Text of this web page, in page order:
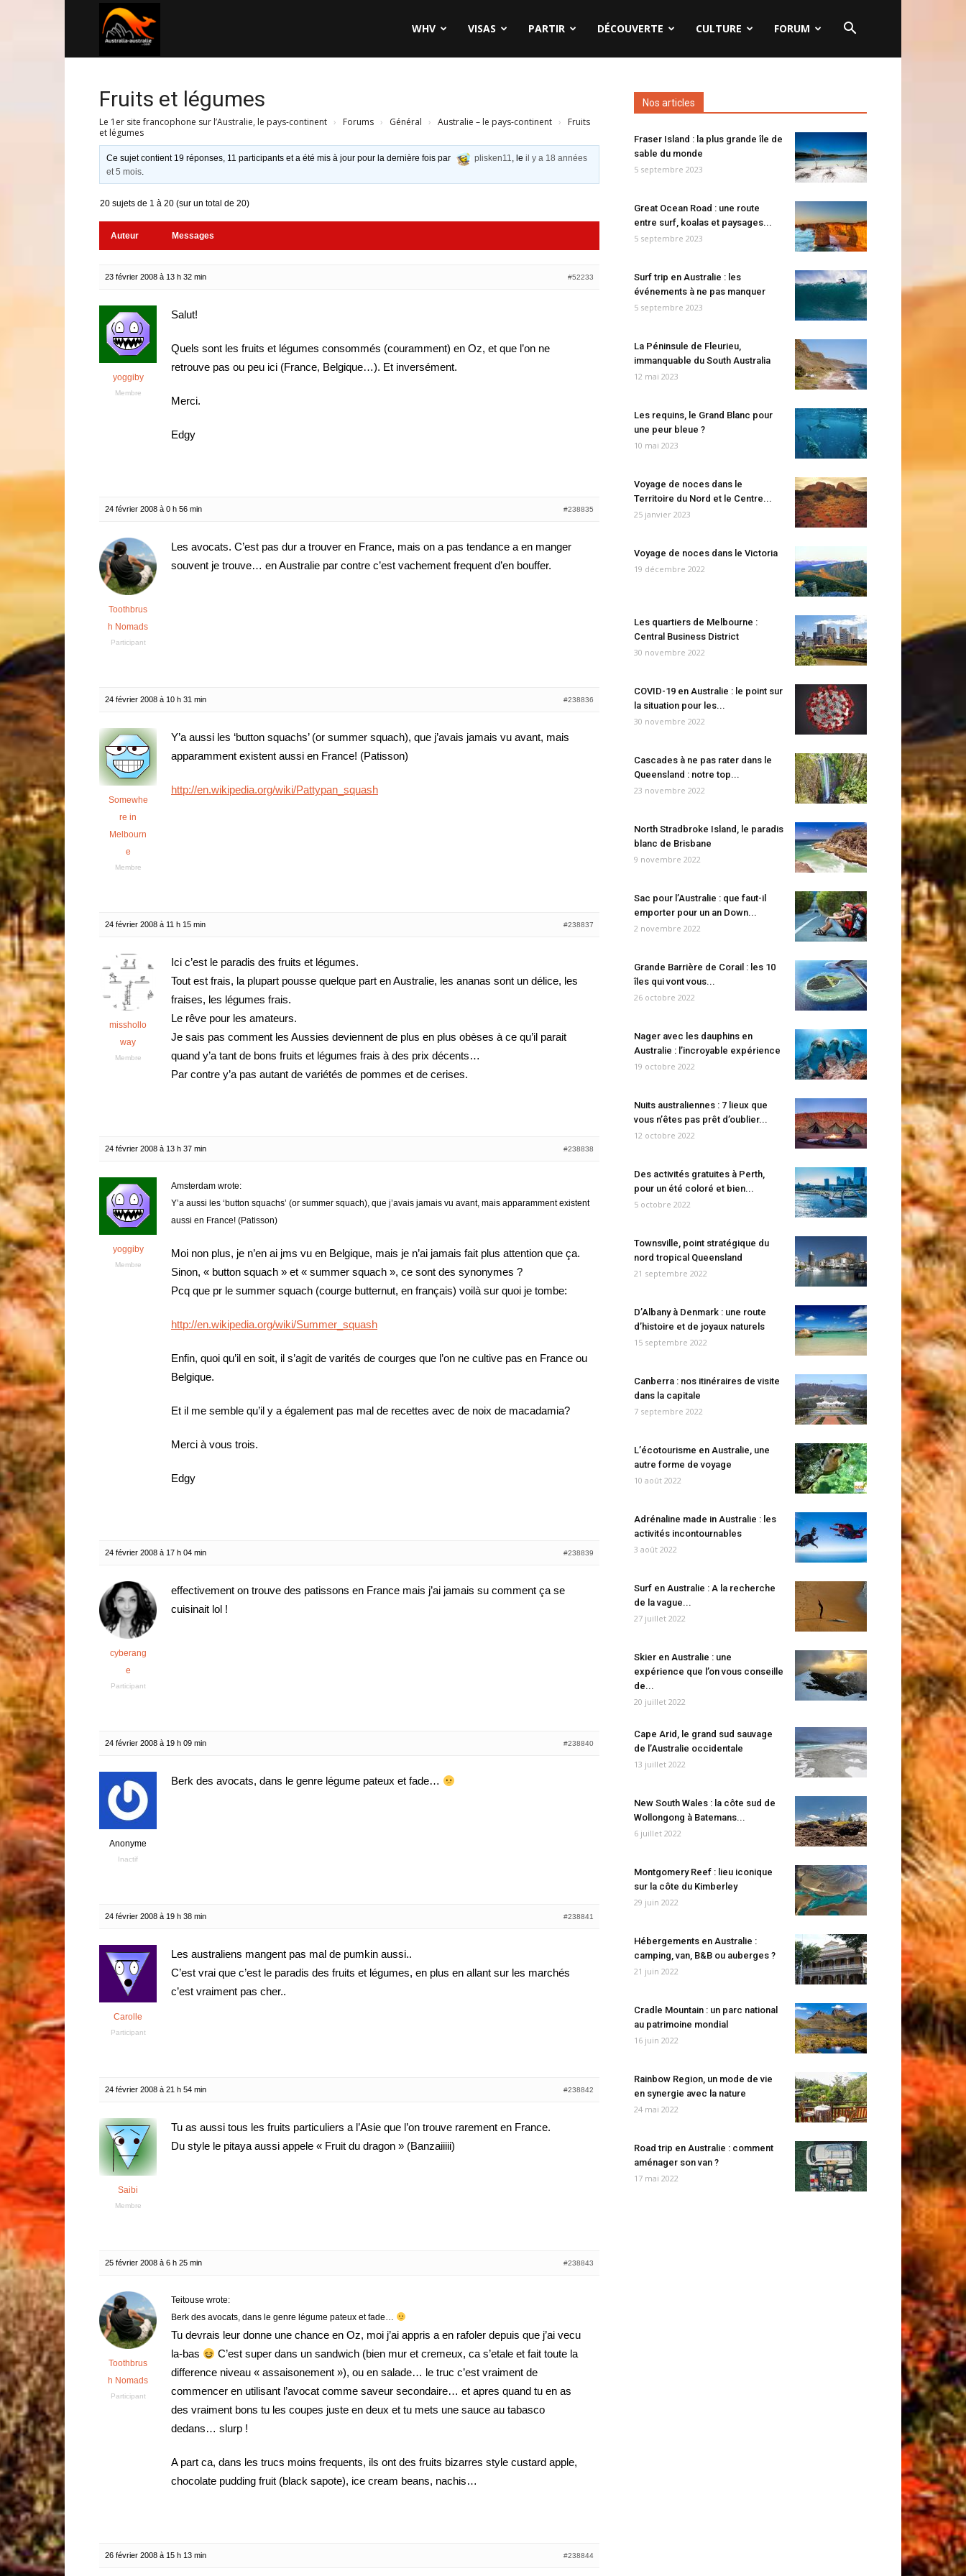
WHV VISAS PARTIR DÉCOUVERTE CULTURE FORUM
Fruits et légumes
Le 1er site francophone sur l’Australie, le pays-continent › Forums › Général › Australie – le pays-continent ›
Fruits
et légumes
Ce sujet contient 19 réponses, 11 participants et a été mis à jour pour la dernière fois par plisken11, leil y a 18 années
et 5 mois.
20 sujets de 1 à 20 (sur un total de 20)
Auteur Messages
23 février 2008 à 13 h 32 min #52233
yoggiby
Membre
Salut!
Quels sont les fruits et légumes consommés (couramment) en Oz, et que l’on ne
retrouve pas ou peu ici (France, Belgique…). Et inversément.
Merci.
Edgy
24 février 2008 à 0 h 56 min #238835
Toothbrus
h Nomads
Participant
Les avocats. C’est pas dur a trouver en France, mais on a pas tendance a en manger
souvent je trouve… en Australie par contre c’est vachement frequent d’en bouffer.
24 février 2008 à 10 h 31 min #238836
Somewhe
re in
Melbourn
e
Membre
Y’a aussi les ‘button squachs’ (or summer squach), que j’avais jamais vu avant, mais
apparamment existent aussi en France! (Patisson)
http://en.wikipedia.org/wiki/Pattypan_squash
24 février 2008 à 11 h 15 min #238837
misshollo
way
Membre
Ici c’est le paradis des fruits et légumes.
Tout est frais, la plupart pousse quelque part en Australie, les ananas sont un délice, les
fraises, les légumes frais.
Le rêve pour les amateurs.
Je sais pas comment les Aussies deviennent de plus en plus obèses à ce qu’il parait
quand y’a tant de bons fruits et légumes frais à des prix décents…
Par contre y’a pas autant de variétés de pommes et de cerises.
24 février 2008 à 13 h 37 min #238838
yoggiby
Membre
Amsterdam wrote:
Y’a aussi les ‘button squachs’ (or summer squach), que j’avais jamais vu avant, mais apparamment existent
aussi en France! (Patisson)
Moi non plus, je n’en ai jms vu en Belgique, mais je n’ai jamais fait plus attention que ça.
Sinon, « button squach » et « summer squach », ce sont des synonymes ?
Pcq que pr le summer squach (courge butternut, en français) voilà sur quoi je tombe:
http://en.wikipedia.org/wiki/Summer_squash
Enfin, quoi qu’il en soit, il s’agit de varités de courges que l’on ne cultive pas en France ou
Belgique.
Et il me semble qu’il y a également pas mal de recettes avec de noix de macadamia?
Merci à vous trois.
Edgy
24 février 2008 à 17 h 04 min #238839
cyberang
e
Participant
effectivement on trouve des patissons en France mais j’ai jamais su comment ça se
cuisinait lol !
24 février 2008 à 19 h 09 min #238840
Anonyme
Inactif
Berk des avocats, dans le genre légume pateux et fade…
24 février 2008 à 19 h 38 min #238841
Carolle
Participant
Les australiens mangent pas mal de pumkin aussi..
C’est vrai que c’est le paradis des fruits et légumes, en plus en allant sur les marchés
c’est vraiment pas cher..
24 février 2008 à 21 h 54 min #238842
Saibi
Membre
Tu as aussi tous les fruits particuliers a l’Asie que l’on trouve rarement en France.
Du style le pitaya aussi appele « Fruit du dragon » (Banzaiiiii)
25 février 2008 à 6 h 25 min #238843
Toothbrus
h Nomads
Participant
Teitouse wrote:
Berk des avocats, dans le genre légume pateux et fade…
Tu devrais leur donne une chance en Oz, moi j’ai appris a en rafoler depuis que j’ai vecu
la-bas
C’est super dans un sandwich (bien mur et cremeux, ca s’etale et fait toute la
difference niveau « assaisonement »), ou en salade… le truc c’est vraiment de
commencer en utilisant l’avocat comme saveur secondaire… et apres quand tu en as
des vraiment bons tu les coupes juste en deux et tu mets une sauce au tabasco
dedans… slurp !
A part ca, dans les trucs moins frequents, ils ont des fruits bizarres style custard apple,
chocolate pudding fruit (black sapote), ice cream beans, nachis…
26 février 2008 à 15 h 13 min #238844
Nos articles
Fraser Island : la plus grande île de
sable du monde
5 septembre 2023
Great Ocean Road : une route
entre surf, koalas et paysages...
5 septembre 2023
Surf trip en Australie : les
événements à ne pas manquer
5 septembre 2023
La Péninsule de Fleurieu,
immanquable du South Australia
12 mai 2023
Les requins, le Grand Blanc pour
une peur bleue ?
10 mai 2023
Voyage de noces dans le
Territoire du Nord et le Centre...
25 janvier 2023
Voyage de noces dans le Victoria
19 décembre 2022
Les quartiers de Melbourne :
Central Business District
30 novembre 2022
COVID-19 en Australie : le point sur
la situation pour les...
30 novembre 2022
Cascades à ne pas rater dans le
Queensland : notre top...
23 novembre 2022
North Stradbroke Island, le paradis
blanc de Brisbane
9 novembre 2022
Sac pour l’Australie : que faut-il
emporter pour un an Down...
2 novembre 2022
Grande Barrière de Corail : les 10
îles qui vont vous...
26 octobre 2022
Nager avec les dauphins en
Australie : l’incroyable expérience
19 octobre 2022
Nuits australiennes : 7 lieux que
vous n’êtes pas prêt d’oublier...
12 octobre 2022
Des activités gratuites à Perth,
pour un été coloré et bien...
5 octobre 2022
Townsville, point stratégique du
nord tropical Queensland
21 septembre 2022
D’Albany à Denmark : une route
d’histoire et de joyaux naturels
15 septembre 2022
Canberra : nos itinéraires de visite
dans la capitale
7 septembre 2022
L’écotourisme en Australie, une
autre forme de voyage
10 août 2022
Adrénaline made in Australie : les
activités incontournables
3 août 2022
Surf en Australie : A la recherche
de la vague...
27 juillet 2022
Skier en Australie : une
expérience que l’on vous conseille
de...
20 juillet 2022
Cape Arid, le grand sud sauvage
de l’Australie occidentale
13 juillet 2022
New South Wales : la côte sud de
Wollongong à Batemans...
6 juillet 2022
Montgomery Reef : lieu iconique
sur la côte du Kimberley
29 juin 2022
Hébergements en Australie :
camping, van, B&B ou auberges ?
21 juin 2022
Cradle Mountain : un parc national
au patrimoine mondial
16 juin 2022
Rainbow Region, un mode de vie
en synergie avec la nature
24 mai 2022
Road trip en Australie : comment
aménager son van ?
17 mai 2022